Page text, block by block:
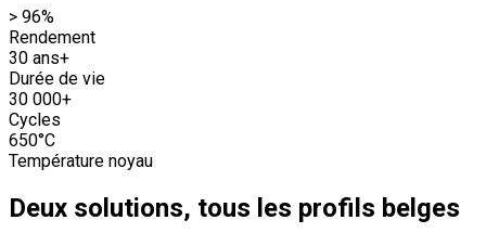
> 96%
Rendement
30 ans+
Durée de vie
30 000+
Cycles
650°C
Température noyau
Deux solutions, tous les profils belges